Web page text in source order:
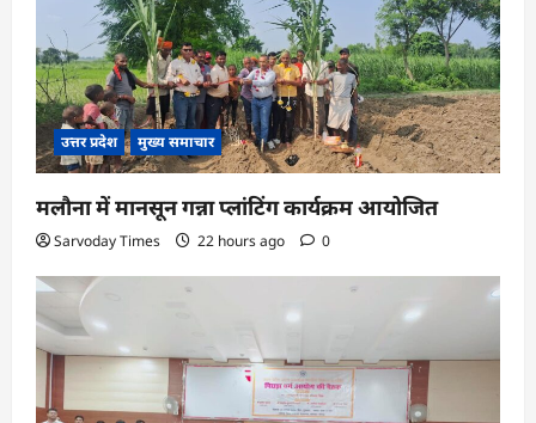
उत्तर प्रदेश मुख्य समाचार
मलौना में मानसून गन्ना प्लांटिंग कार्यक्रम आयोजित
Sarvoday Times 22 hours ago 0